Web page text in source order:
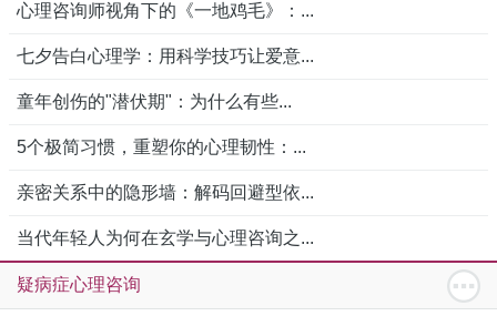
心理咨询师视角下的《一地鸡毛》：...
七夕告白心理学：用科学技巧让爱意...
童年创伤的"潜伏期"：为什么有些...
5个极简习惯，重塑你的心理韧性：...
亲密关系中的隐形墙：解码回避型依...
当代年轻人为何在玄学与心理咨询之...
疑病症心理咨询